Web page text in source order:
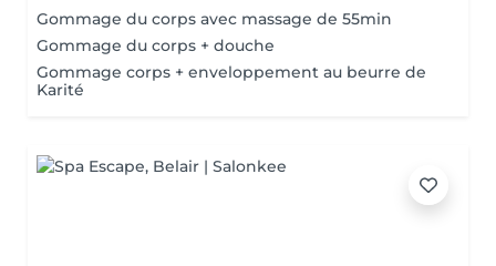
Gommage du corps avec massage de 55min
Gommage du corps + douche
Gommage corps + enveloppement au beurre de
Karité